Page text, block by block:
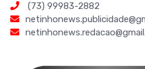
(73) 99983-2882